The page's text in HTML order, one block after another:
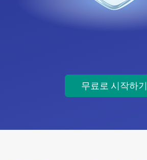
무료로 시작하기